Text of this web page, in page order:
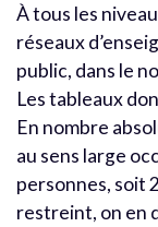
À tous les
réseaux
public, dans le
Les tableaux
En nombre
au sens large
personnes, soit
restreint, on en